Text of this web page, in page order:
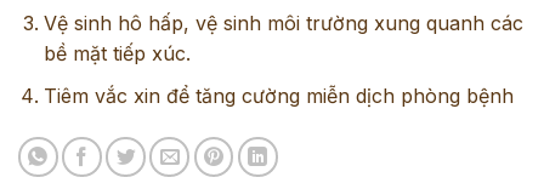
Vệ sinh hô hấp, vệ sinh môi trường xung quanh các
bề mặt tiếp xúc.
Tiêm vắc xin để tăng cường miễn dịch phòng bệnh